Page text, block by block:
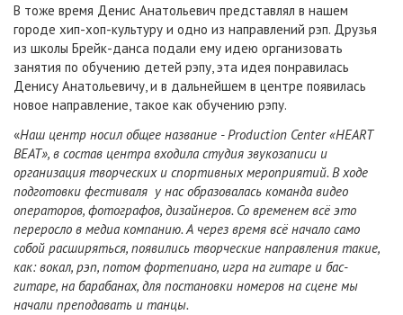
В тоже время Денис Анатольевич представлял в нашем
городе хип-хоп-культуру и одно из направлений рэп. Друзья
из школы Брейк-данса подали ему идею организовать
занятия по обучению детей рэпу, эта идея понравилась
Денису Анатольевичу, и в дальнейшем в центре появилась
новое направление, такое как обучению рэпу.
«Наш центр носил общее название - Production Center «HEART
BEAT», в состав центра входила студия звукозаписи и
организация творческих и спортивных мероприятий. В ходе
подготовки фестиваля у нас образовалась команда видео
операторов, фотографов, дизайнеров. Со временем всё это
переросло в медиа компанию. А через время всё начало само
собой расширяться, появились творческие направления такие,
как: вокал, рэп, потом фортепиано, игра на гитаре и бас-
гитаре, на барабанах, для постановки номеров на сцене мы
начали преподавать и танцы.